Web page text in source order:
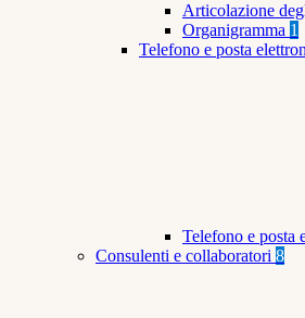
Articolazione
Organigramma 1
Telefono e posta
Telefono e posta
Consulenti e collaboratori 8